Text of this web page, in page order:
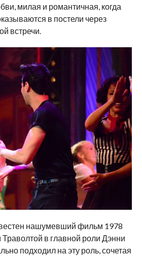
милая и романтичная, когда
в постели через
встречи.
нашумевший фильм 1978
в главной роли Дэнни
подходил на эту роль, сочетая